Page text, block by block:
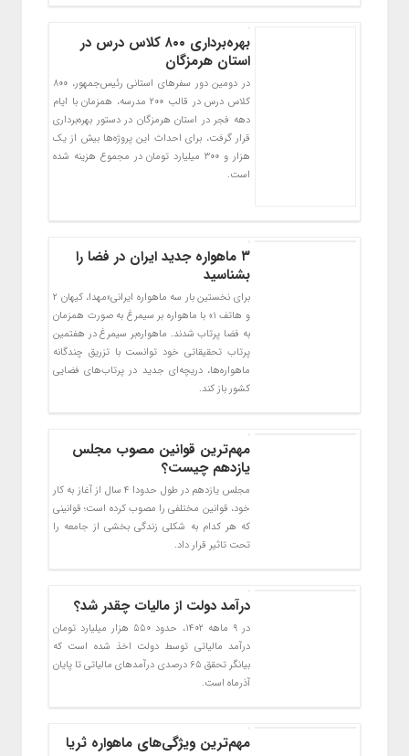
بهره‌برداری ۸۰۰ کلاس درس در
استان هرمزگان
در دومین دور سفرهای استانی رئیس‌جمهور، ۸۰۰
کلاس درس در قالب ۲۰۰ مدرسه، همزمان با ایام
دهه فجر در استان هرمزگان در دستور بهره‌برداری
قرار گرفت، برای احداث این پروژه‌ها بیش از یک
هزار و ۳۰۰ میلیارد تومان در مجموع هزینه شده
است.
۳ ماهواره جدید ایران در فضا را
بشناسید
برای نخستین بار سه ماهواره ایرانی«مهدا، کیهان ۲
و هاتف ۱» با ماهواره بر سیمرغ به صورت همزمان
به فضا پرتاب شدند. ماهواره‌بر سیمرغ در هفتمین
پرتاب تحقیقاتی خود توانست با تزریق چندگانه
ماهواره‌ها، دریچه‌ای جدید در پرتاب‌های فضایی
کشور باز کند.
مهم‌ترین قوانین مصوب مجلس
یازدهم چیست؟
مجلس یازدهم در طول حدودا ۴ سال از آغاز به کار
خود، قوانین مختلفی را مصوب کرده است؛ قوانینی
که هر کدام به شکلی زندگی بخشی از جامعه را
تحت تاثیر قرار داد.
درآمد دولت از مالیات چقدر شد؟
در ۹ ماهه ۱۴۰۲، حدود ۵۵۰ هزار میلیارد تومان
درآمد مالیاتی توسط دولت اخذ شده است که
بیانگر تحقق ۶۵ درصدی درآمدهای مالیاتی تا پایان
آذرماه است.
مهم‌ترین ویژگی‌های ماهواره ثریا